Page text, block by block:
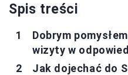
Spis treści
Dobrym
wizyty w
Jak dojechać do